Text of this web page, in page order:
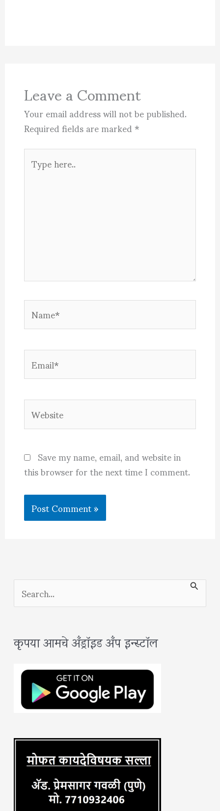
Leave a Comment
Your email address will not be published.
Required fields are marked*
Type
here..
Name*
Email*
Website
Save my name, email, and website in
this browser for the next time I comment.
S
e
r
c
:
कृपया आमचे अँड्रॉइड अँप इन्स्टॉल